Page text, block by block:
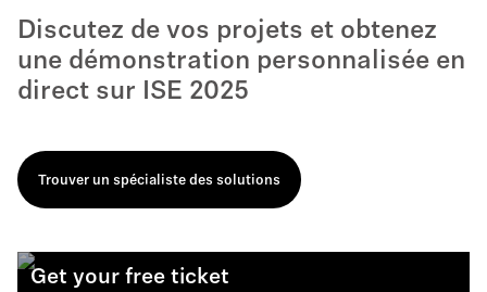
Discutez de vos projets et obtenez
une démonstration personnalisée en
direct sur ISE 2025
Trouver un spécialiste des solutions
Get your free ticket